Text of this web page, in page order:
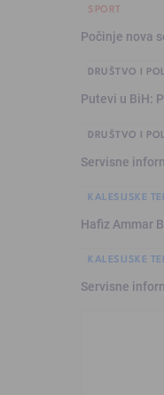
SPORT
Počinje nova
DRUŠTVO I
Putevi u BiH:
DRUŠTVO I
Servisne
KALESIJSKE
Hafiz Ammar
KALESIJSKE
Servisne